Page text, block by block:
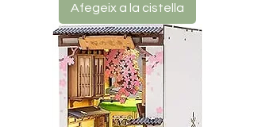
Afegeix a la cistella